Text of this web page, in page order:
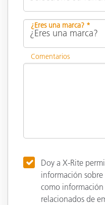
¿Eres una marca? *
Comentarios
Doy a X-Rite
información sobre
como información
relacionados de